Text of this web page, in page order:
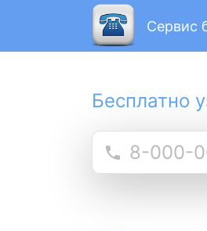
Сервис
Бесплатно